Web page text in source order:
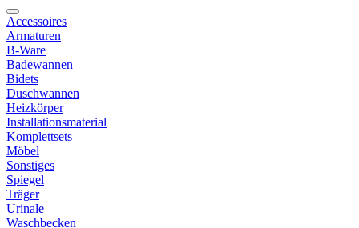
Accessoires
Armaturen
B-Ware
Badewannen
Bidets
Duschwannen
Heizkörper
Installationsmaterial
Komplettsets
Möbel
Sonstiges
Spiegel
Träger
Urinale
Waschbecken